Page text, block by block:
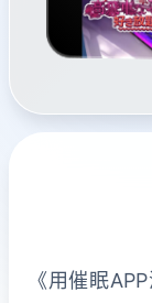
《用催眠